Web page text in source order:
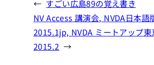
← すごい広島89の覚え書き
NV Access 講演会, NVDA日本語
2015.1jp, NVDA ミートアップ東
2015.2 →